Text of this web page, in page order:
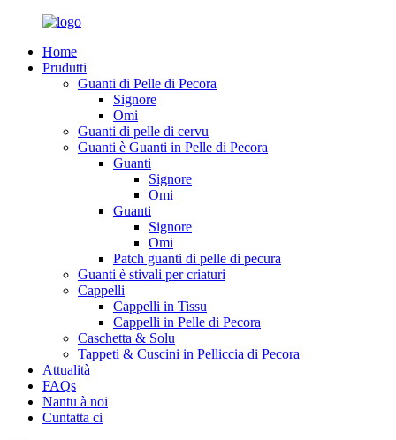
Home
Prudutti
Guanti di Pelle di Pecora
Signore
Omi
Guanti di pelle di cervu
Guanti è Guanti in Pelle di Pecora
Guanti
Signore
Omi
Guanti
Signore
Omi
Patch guanti di pelle di pecura
Guanti è stivali per criaturi
Cappelli
Cappelli in Tissu
Cappelli in Pelle di Pecora
Caschetta & Solu
Tappeti & Cuscini in Pelliccia di Pecora
Attualità
FAQs
Nantu à noi
Cuntatta ci